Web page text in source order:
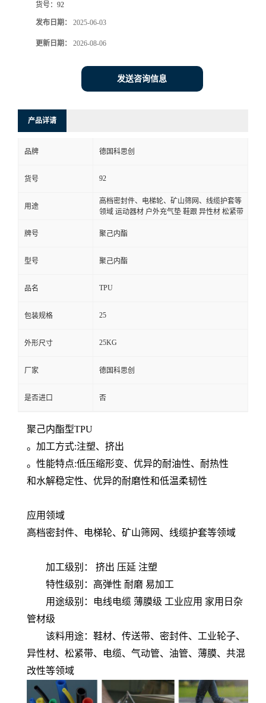
货号： 92
发布日期： 2025-06-03
更新日期： 2026-08-06
发送咨询信息
产品详请
品牌 德国科思创
货号 92
用途
高档密封件、电梯轮、矿山筛网、线缆护套等
领域 运动器材 户外充气垫 鞋跟 异性材 松紧带
牌号 聚己内酯
型号 聚己内酯
品名 TPU
包装规格 25
外形尺寸 25KG
厂家 德国科思创
是否进口 否
聚己内酯型TPU
。加工方式:注塑、挤出
。性能特点:低压缩形变、优异的耐油性、耐热性
和水解稳定性、优异的耐磨性和低温柔韧性
应用领域
高档密封件、电梯轮、矿山筛网、线缆护套等领域
加工级别： 挤出 压延 注塑
特性级别：高弹性 耐磨 易加工
用途级别：电线电缆 薄膜级 工业应用 家用日杂
管材级
该料用途：鞋材、传送带、密封件、工业轮子、
异性材、松紧带、电缆、气动管、油管、薄膜、共混
改性等领域